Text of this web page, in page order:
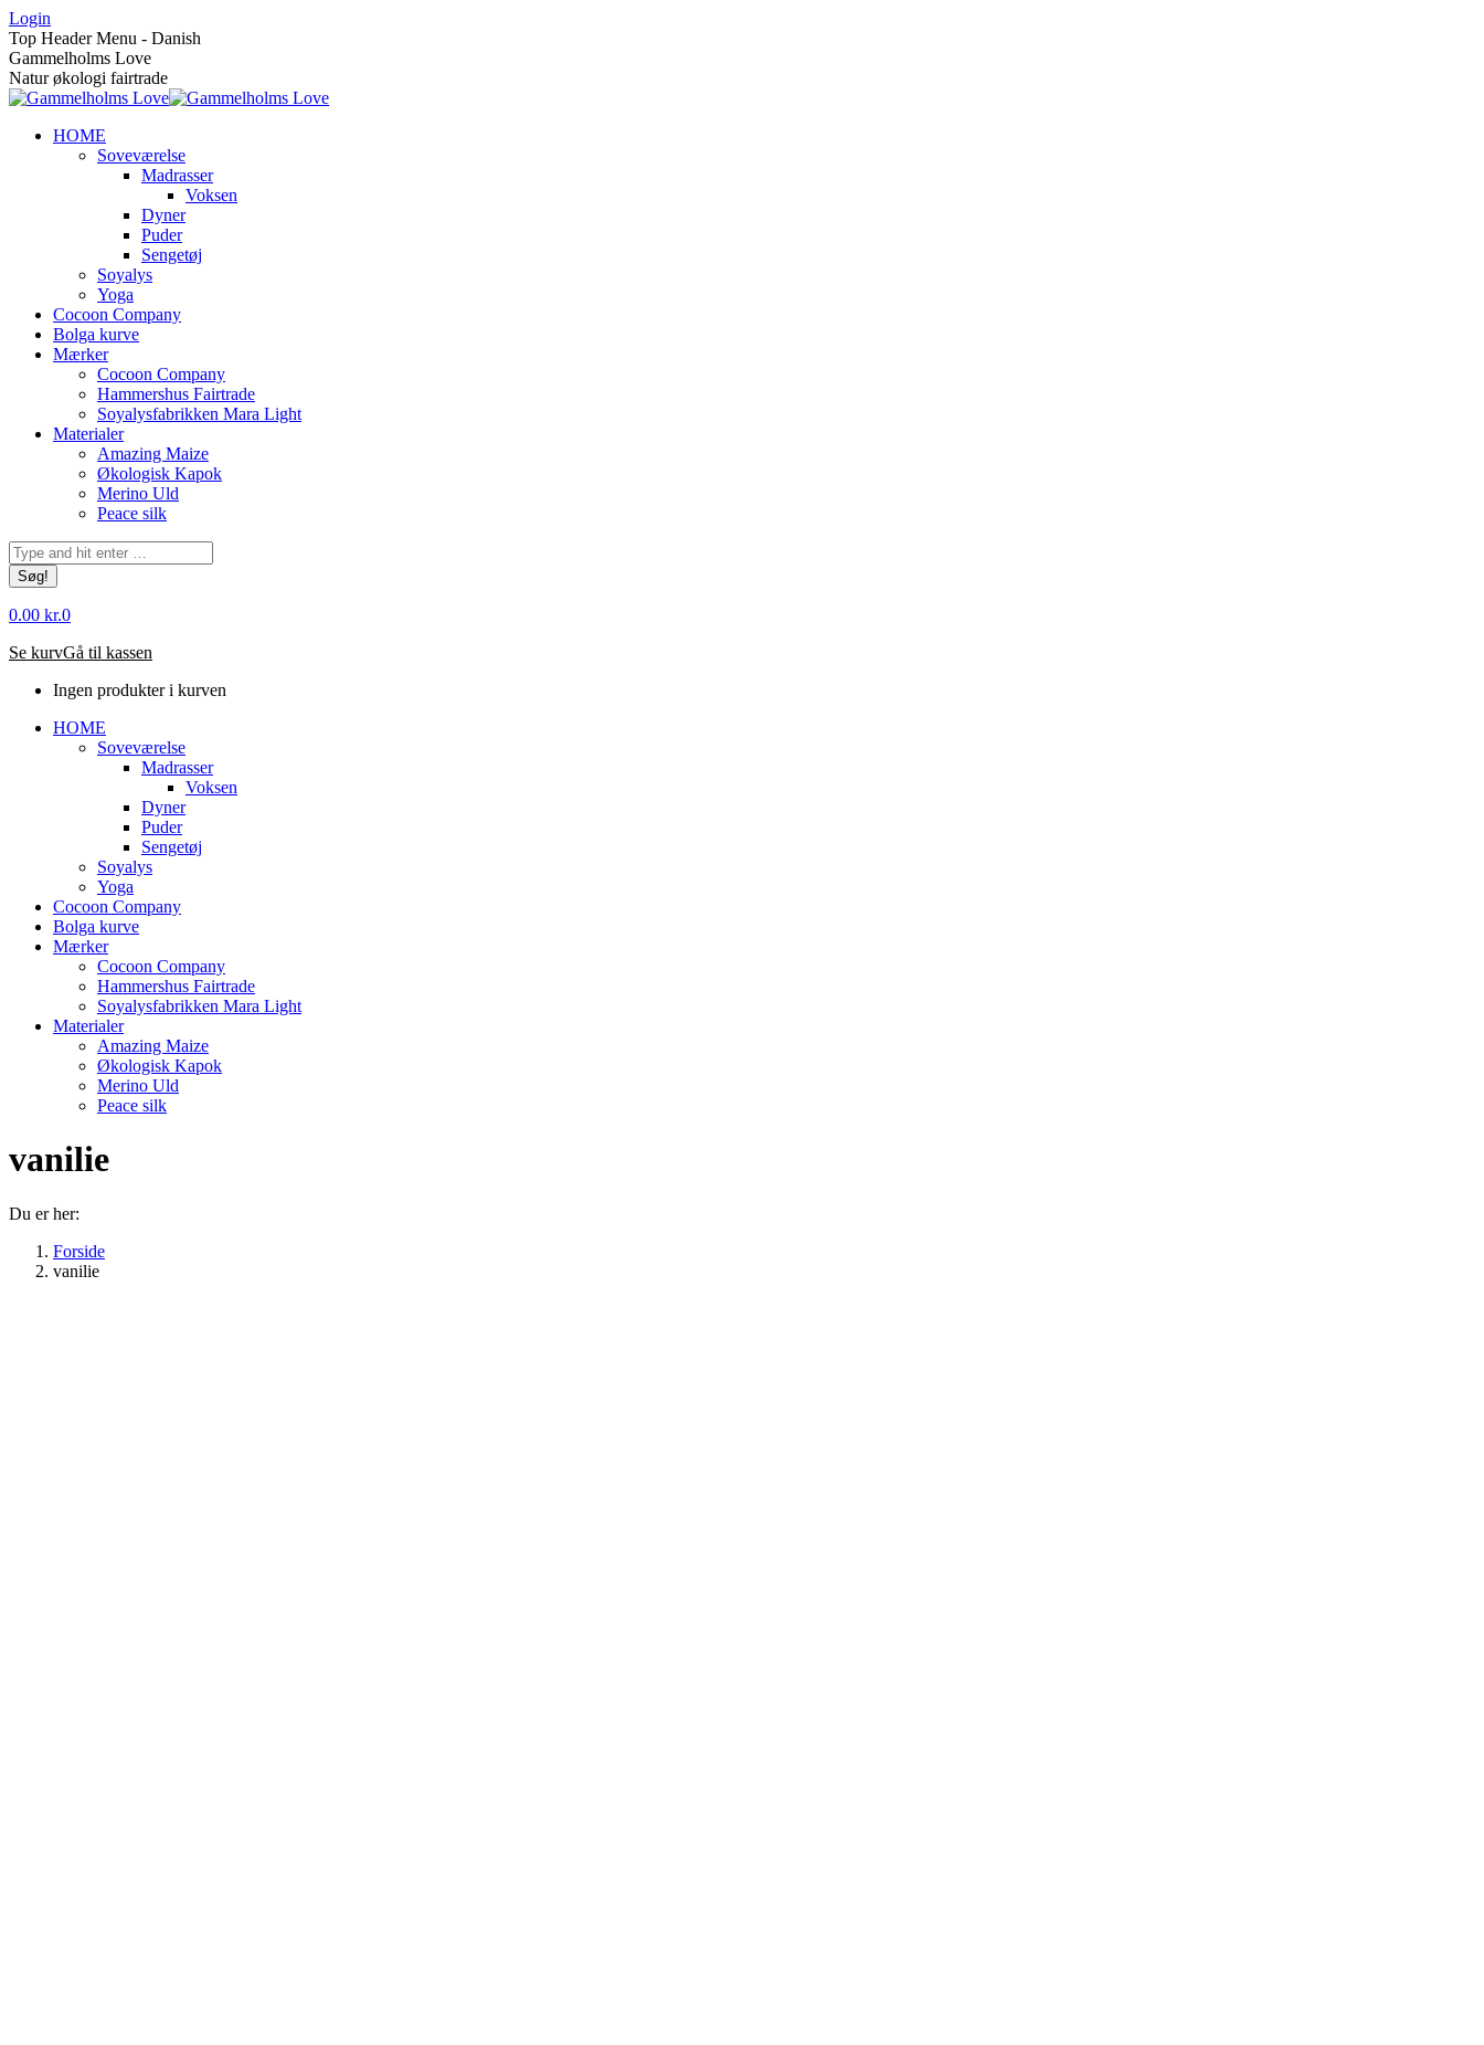
Skip
to
content
Login
Top Header Menu - Danish
Gammelholms Love
Natur økologi fairtrade
HOME
Soveværelse
Madrasser
Voksen
Dyner
Puder
Sengetøj
Soyalys
Yoga
Cocoon Company
Bolga kurve
Mærker
Cocoon Company
Hammershus Fairtrade
Soyalysfabrikken Mara Light
Materialer
Amazing Maize
Økologisk Kapok
Merino Uld
Peace silk
Søg:
0.00 kr.0
Se kurvGå til kassen
Ingen produkter i kurven
HOME
Soveværelse
Madrasser
Voksen
Dyner
Puder
Sengetøj
Soyalys
Yoga
Cocoon Company
Bolga kurve
Mærker
Cocoon Company
Hammershus Fairtrade
Soyalysfabrikken Mara Light
Materialer
Amazing Maize
Økologisk Kapok
Merino Uld
Peace silk
vanilie
Du er her:
Forside
vanilie